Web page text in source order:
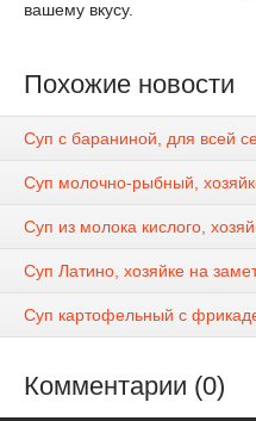
вашему вкусу.
Похожие новости
Суп с бараниной, для всей
Суп молочно-рыбный,
Суп из молока кислого,
Суп Латино, хозяйке на
Суп картофельный с
Комментарии (0)